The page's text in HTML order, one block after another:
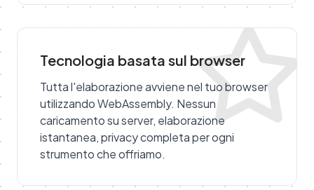
Tecnologia basata sul browser
Tutta l'elaborazione avviene nel tuo browser
utilizzando WebAssembly. Nessun
caricamento su server, elaborazione
istantanea, privacy completa per ogni
strumento che offriamo.